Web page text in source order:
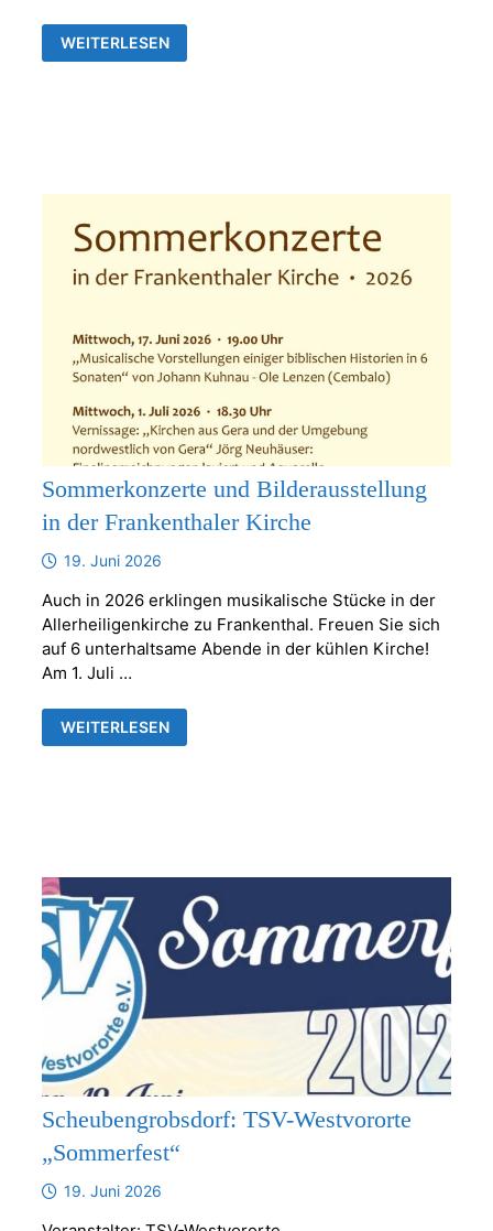
AUSSTELLUNG
VON
WEITERLESEN
Sommerkonzerte und Bilderausstellung
in der Frankenthaler Kirche
19. Juni 2026
Auch in 2026 erklingen musikalische Stücke in der
Allerheiligenkirche zu Frankenthal. Freuen Sie sich
auf 6 unterhaltsame Abende in der kühlen Kirche!
Am 1. Juli …
SOMMERKONZERTE
UND
BILDERAUSSTELLUNG
WEITERLESEN
Scheubengrobsdorf: TSV-Westvororte
„Sommerfest“
19. Juni 2026